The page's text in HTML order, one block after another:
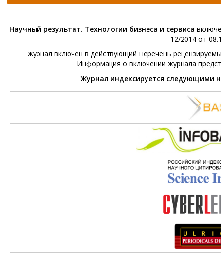
Научный результат. Технологии бизнеса и сервиса
12/2014 от
Журнал включен в действующий Перечень
Информация о включении журнала
Журнал индексируется следующими